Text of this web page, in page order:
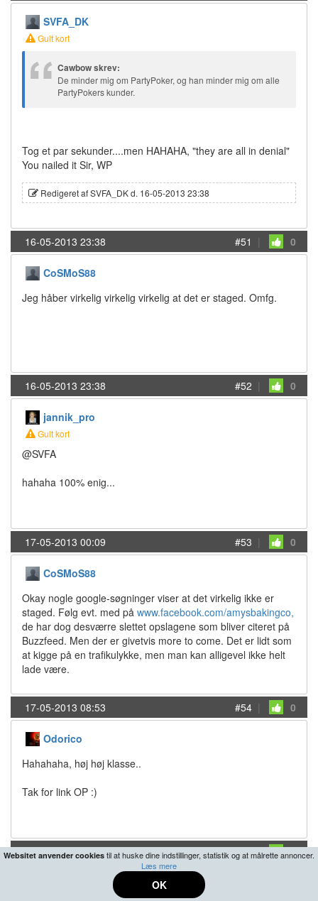
SVFA_DK
Gult kort
Cawbow skrev:
De minder mig om PartyPoker, og han minder mig om alle
PartyPokers kunder.
Tog et par sekunder....men HAHAHA, "they are all in denial"
You nailed it Sir, WP
Redigeret af SVFA_DK d. 16-05-2013 23:38
16-05-2013 23:38 #51 | 0
CoSMoS88
Jeg håber virkelig virkelig virkelig at det er staged. Omfg.
16-05-2013 23:38 #52 | 0
jannik_pro
Gult kort
@SVFA
hahaha 100% enig...
17-05-2013 00:09 #53 | 0
CoSMoS88
Okay nogle google-søgninger viser at det virkelig ikke er
staged. Følg evt. med på www.facebook.com/amysbakingco,
de har dog desværre slettet opslagene som bliver citeret på
Buzzfeed. Men der er givetvis more to come. Det er lidt som
at kigge på en trafikulykke, men man kan alligevel ikke helt
lade være.
17-05-2013 08:53 #54 | 0
Odorico
Hahahaha, høj høj klasse..
Tak for link OP :)
17-05-2013 09:54 #55 | 0
Websitet anvender cookies til at huske dine indstillinger, statistik og at målrette annoncer.
Læs mere
OK